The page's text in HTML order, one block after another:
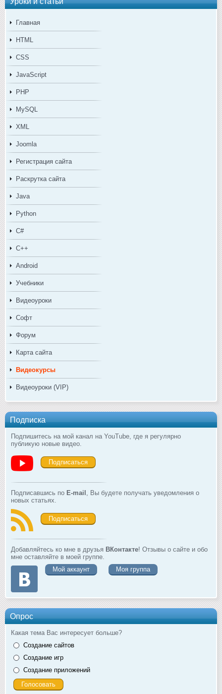
Главная
HTML
CSS
JavaScript
PHP
MySQL
XML
Joomla
Регистрация сайта
Раскрутка сайта
Java
Python
C#
C++
Android
Учебники
Видеоуроки
Софт
Форум
Карта сайта
Видеокурсы
Видеоуроки (VIP)
Подписка
Подпишитесь на мой канал на YouTube, где я регулярно
публикую новые видео.
Подписаться
Подписавшись по E-mail
, Вы будете получать уведомления о
новых статьях.
Подписаться
Добавляйтесь ко мне в друзья ВКонтакте! Отзывы о сайте и обо
мне оставляйте в моей группе.
Мой аккаунт
Моя группа
Опрос
Какая тема Вас интересует больше?
Создание сайтов
Создание игр
Создание приложений